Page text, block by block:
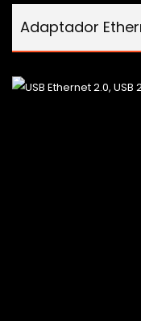
Adaptador